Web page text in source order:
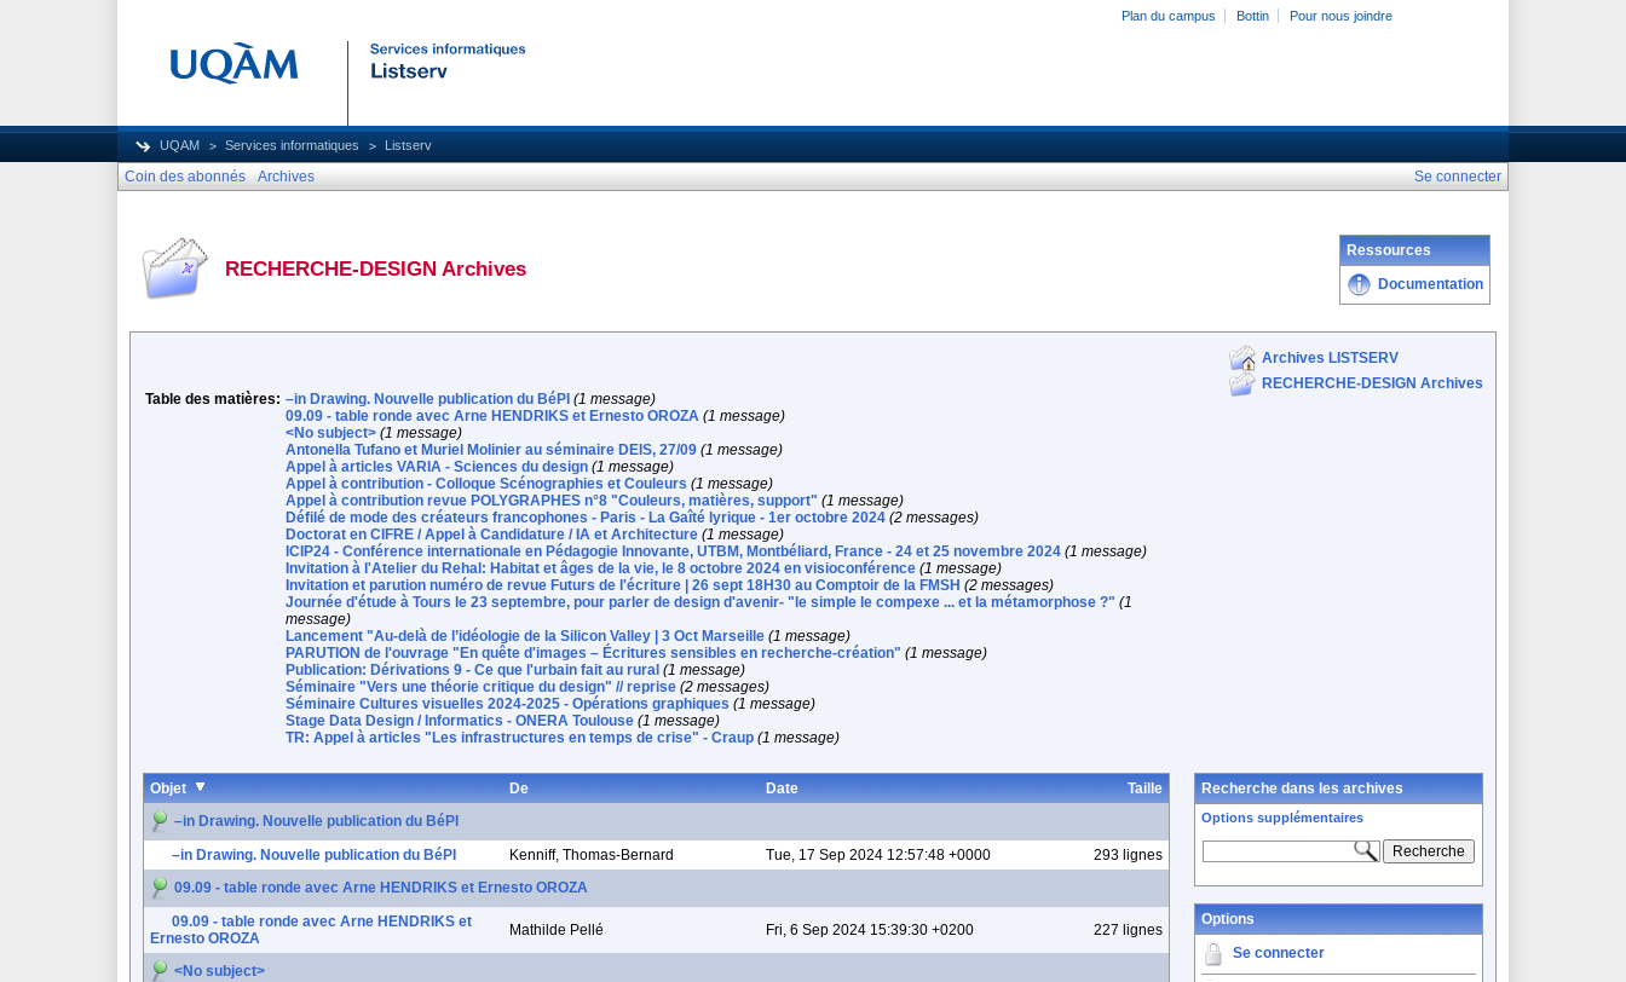
Plan du campus Bottin Pour nous joindre
UQAM Services informatiques Listserv
Coin des abonnés Archives Se connecter
RECHERCHE-DESIGN Archives
Ressources
Documentation
Table des matières: –in Drawing. Nouvelle publication du BéPI (1 message)
09.09 - table ronde avec Arne HENDRIKS et Ernesto OROZA (1 message)
<No subject> (1 message)
Antonella Tufano et Muriel Molinier au séminaire DEIS, 27/09 (1 message)
Appel à articles VARIA - Sciences du design (1 message)
Appel à contribution - Colloque Scénographies et Couleurs (1 message)
Appel à contribution revue POLYGRAPHES n°8 "Couleurs, matières, support" (1 message)
Défilé de mode des créateurs francophones - Paris - La Gaîté lyrique - 1er octobre 2024 (2 messages)
Doctorat en CIFRE / Appel à Candidature / IA et Architecture (1 message)
ICIP24 - Conférence internationale en Pédagogie Innovante, UTBM, Montbéliard, France - 24 et 25 novembre 2024 (1 message)
Invitation à l'Atelier du Rehal: Habitat et âges de la vie, le 8 octobre 2024 en visioconférence (1 message)
Invitation et parution numéro de revue Futurs de l'écriture | 26 sept 18H30 au Comptoir de la FMSH (2 messages)
Journée d'étude à Tours le 23 septembre, pour parler de design d'avenir- "le simple le compexe ... et la métamorphose ?" (1
message)
Lancement "Au-delà de l’idéologie de la Silicon Valley | 3 Oct Marseille (1 message)
PARUTION de l'ouvrage "En quête d'images – Écritures sensibles en recherche-création" (1 message)
Publication: Dérivations 9 - Ce que l'urbain fait au rural (1 message)
Séminaire "Vers une théorie critique du design" // reprise (2 messages)
Séminaire Cultures visuelles 2024-2025 - Opérations graphiques (1 message)
Stage Data Design / Informatics - ONERA Toulouse (1 message)
TR: Appel à articles "Les infrastructures en temps de crise" - Craup (1 message)
Archives LISTSERV
RECHERCHE-DESIGN Archives
Objet De Date
Taille
–in Drawing. Nouvelle publication du BéPI
–in Drawing. Nouvelle publication du BéPI
Kenniff, Thomas-Bernard Tue, 17 Sep 2024 12:57:48 +0000
293 lignes
09.09 - table ronde avec Arne HENDRIKS et Ernesto OROZA
09.09 - table ronde avec Arne HENDRIKS et
Ernesto OROZA
Mathilde Pellé Fri, 6 Sep 2024 15:39:30 +0200 227 lignes
<No subject>
Recherche dans les archives
Options supplémentaires
Options
Se connecter